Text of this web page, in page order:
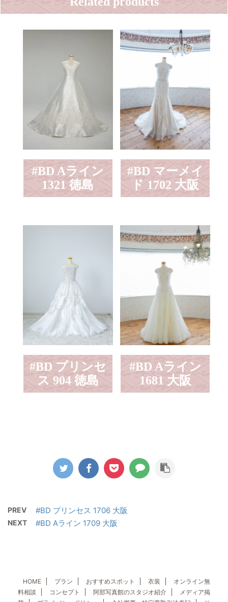
#BD Aライン
1321 徳島
#BD マーメイ
ド 1702 大阪
#BD プリンセ
ス 904 徳島
#BD Aライン
1681 大阪
PREV #BD プリンセス 1706 大阪
NEXT #BD Aライン 1709 大阪
HOME プラン おすすめスポット 衣装
オンライン無
料相談
コンセプト 阿部写真館のスタジオ紹介
メディア掲